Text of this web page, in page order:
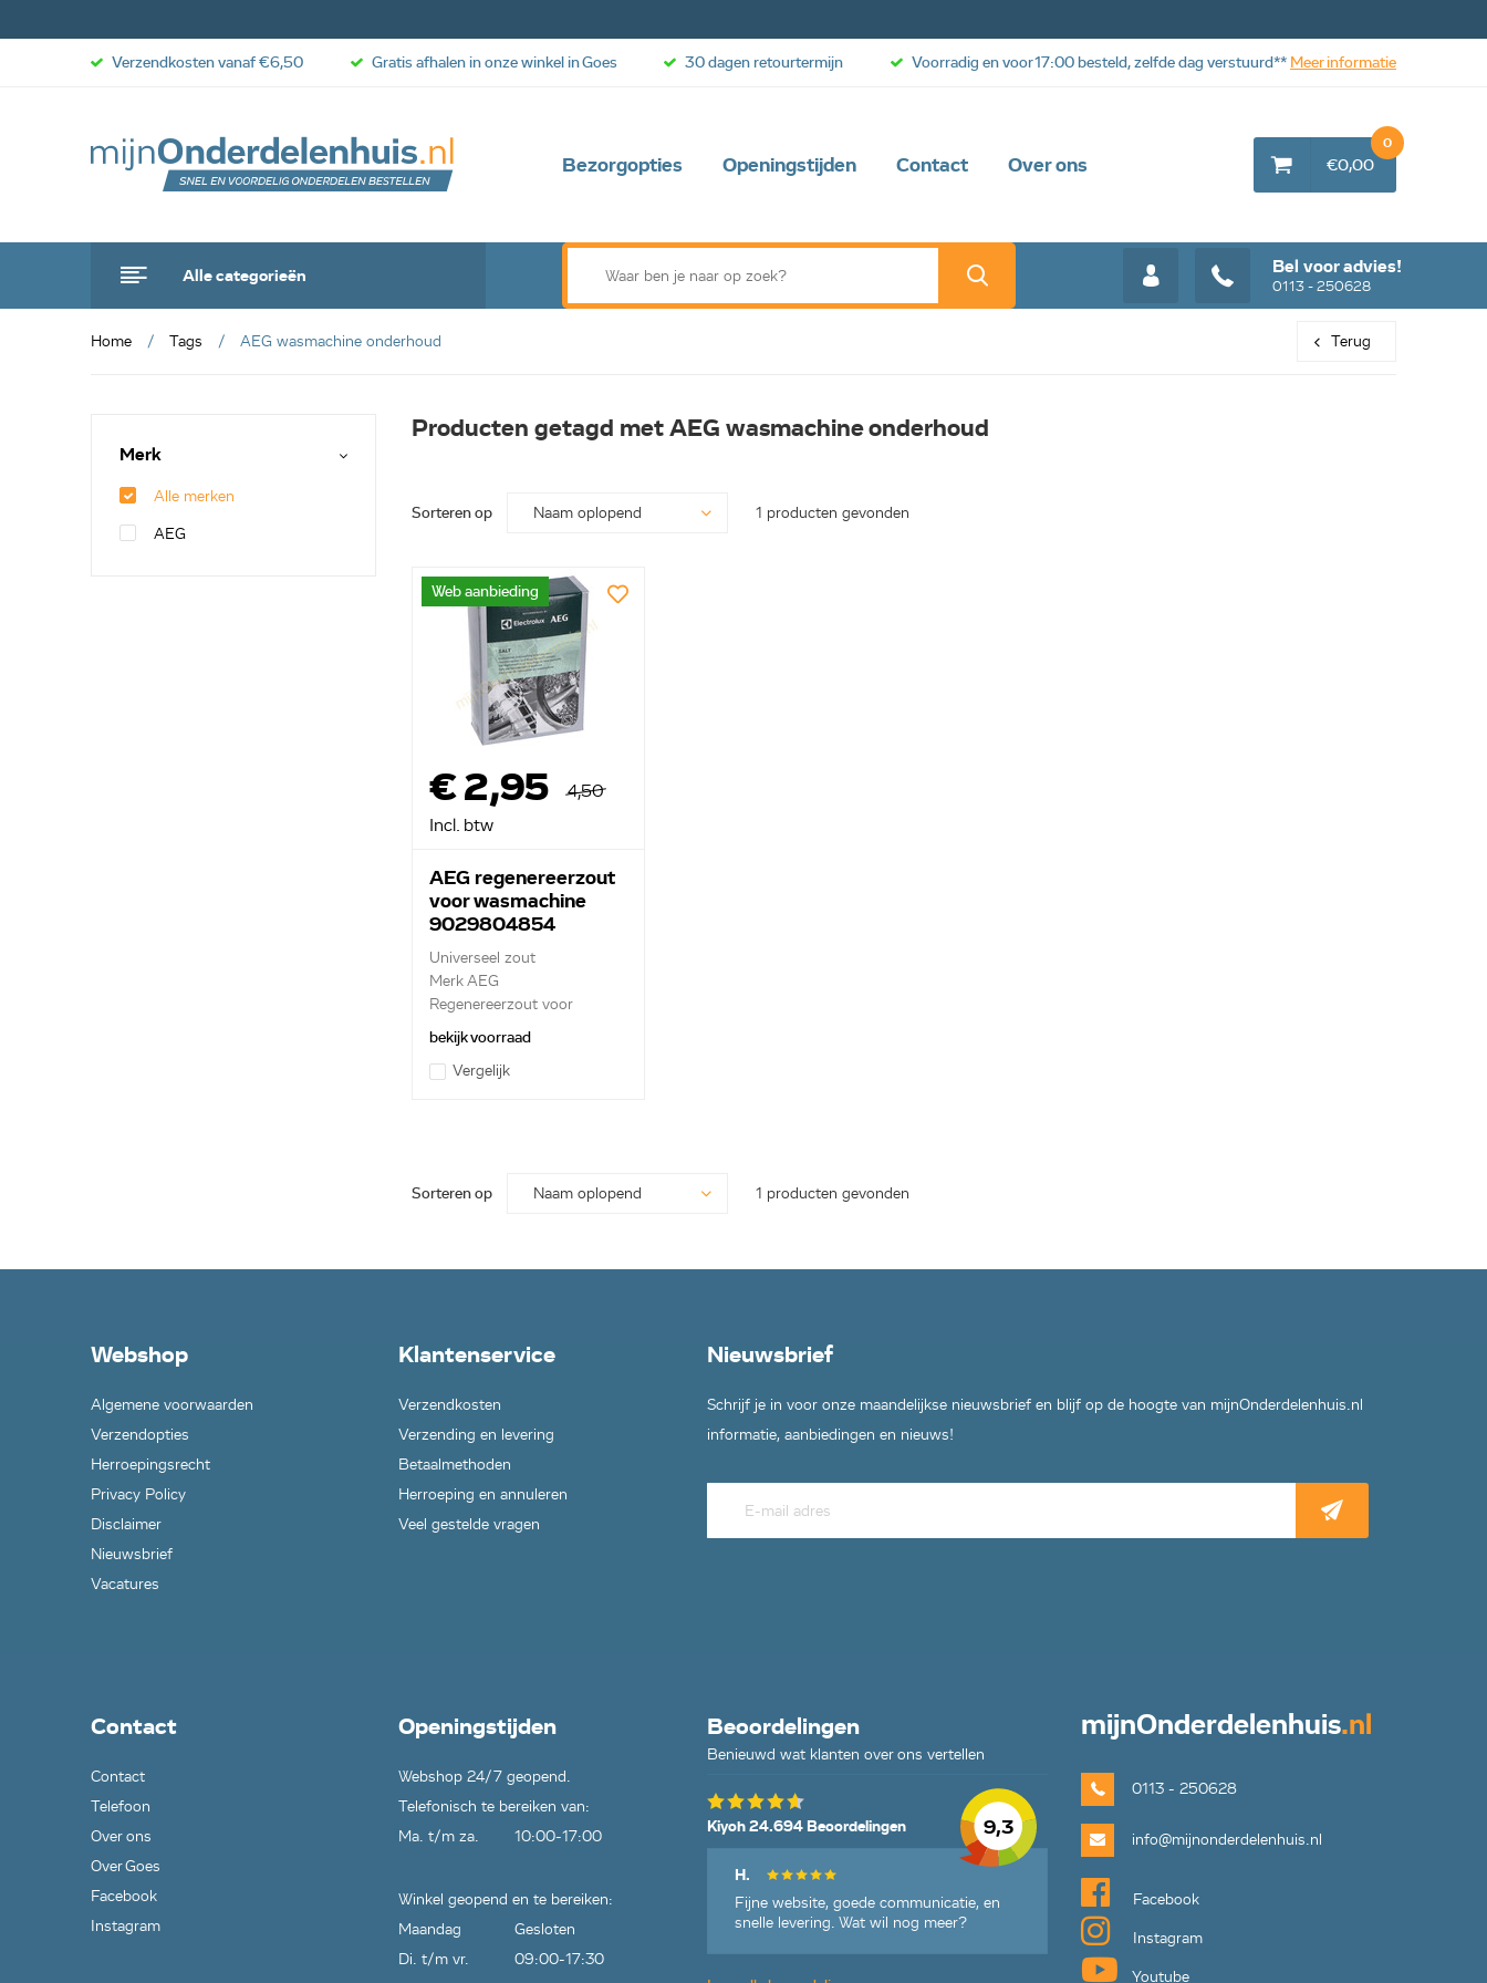
Bezorgopties Openingstijden Contact Over ons
Alle categorieën Bel voor advies!
0113 - 250628
€0,00
0
Verzendkosten vanaf €6,50 Gratis afhalen in onze winkel in Goes 30 dagen retourtermijn Voorradig en voor 17:00 besteld, zelfde dag verstuurd** Meer informatie
Home Tags AEG wasmachine onderhoud Terug
Merk
Alle merken
AEG
Producten getagd met AEG wasmachine onderhoud
Sorteren op 1 producten gevonden
Web aanbieding
€ 2,95
4,50
Incl. btw
AEG regenereerzout
voor wasmachine
9029804854
Universeel zout
Merk AEG
Regenereerzout voor
apparaten met...
bekijk voorraad
Vergelijk
Sorteren op 1 producten gevonden
Webshop
Algemene voorwaarden
Verzendopties
Herroepingsrecht
Privacy Policy
Disclaimer
Nieuwsbrief
Vacatures
Klantenservice
Verzendkosten
Verzending en levering
Betaalmethoden
Herroeping en annuleren
Veel gestelde vragen
Nieuwsbrief
Schrijf je in voor onze maandelijkse nieuwsbrief en blijf op de hoogte van mijnOnderdelenhuis.nl
informatie, aanbiedingen en nieuws!
Contact
Contact
Telefoon
Over ons
Over Goes
Facebook
Instagram
Openingstijden
Webshop 24/7 geopend.
Telefonisch te bereiken van:
Ma. t/m za.
10:00-17:00
Winkel geopend en te bereiken:
Maandag
Gesloten
Di. t/m vr.
09:00-17:30
Beoordelingen
Benieuwd wat klanten over ons vertellen
9,3
Kiyoh 24.694 Beoordelingen
H.
Fijne website, goede communicatie, en
snelle levering. Wat wil nog meer?
mijnOnderdelenhuis.nl
0113 - 250628
info@mijnonderdelenhuis.nl
Facebook
Instagram
Youtube